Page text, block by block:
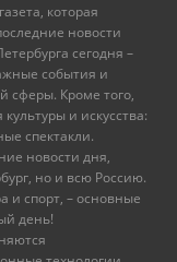
которая
новости
сегодня –
события и
сферы. Кроме того,
и искусства:
спектакли.
новости дня,
но и всю Россию.
и спорт, – основные
день!